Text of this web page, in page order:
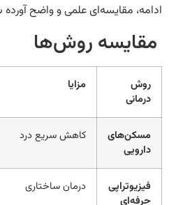
مقایسه‌ای علمی و واضح آورده شده:
روش‌ها
درمانی
مسکن‌های
دارویی
کاهش سریع درد
فیزیوتراپی
حرفه‌ای
درمان ساختاری